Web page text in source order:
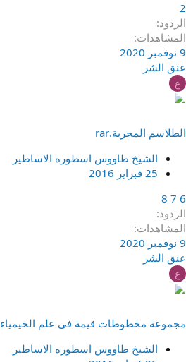
2
الردود
المشاهدات
9 نوفمبر 2020
عنق الشر
ع
الطلاسم المجربة.rar
الشيخ طاووس اسطوره الاساطير
25 فبراير 2016
6
7
8
الردود
المشاهدات
9 نوفمبر 2020
عنق الشر
ع
مجموعة مخطوطات قيمة فى علم الخيمياء
الشيخ طاووس اسطوره الاساطير